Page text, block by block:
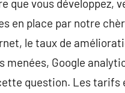
que vous développez,
en place par notre
le taux de
menées, Google
question. Les tarifs